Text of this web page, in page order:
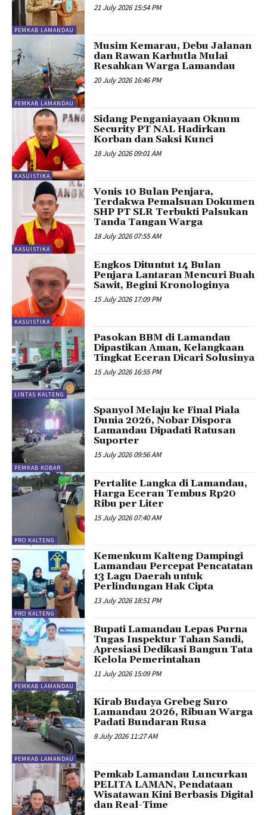
PEMKAB LAMANDAU
21 July 2026 15:54 PM
PEMKAB LAMANDAU
Musim Kemarau, Debu Jalanan
dan Rawan Karhutla Mulai
Resahkan Warga Lamandau
20 July 2026 16:46 PM
KASUISTIKA
Sidang Penganiayaan Oknum
Security PT NAL Hadirkan
Korban dan Saksi Kunci
18 July 2026 09:01 AM
KASUISTIKA
Vonis 10 Bulan Penjara,
Terdakwa Pemalsuan Dokumen
SHP PT SLR Terbukti Palsukan
Tanda Tangan Warga
18 July 2026 07:55 AM
KASUISTIKA
Engkos Dituntut 14 Bulan
Penjara Lantaran Mencuri Buah
Sawit, Begini Kronologinya
15 July 2026 17:09 PM
LINTAS KALTENG
Pasokan BBM di Lamandau
Dipastikan Aman, Kelangkaan
Tingkat Eceran Dicari Solusinya
15 July 2026 16:55 PM
PEMKAB KOBAR
Spanyol Melaju ke Final Piala
Dunia 2026, Nobar Dispora
Lamandau Dipadati Ratusan
Suporter
15 July 2026 09:56 AM
PRO KALTENG
Pertalite Langka di Lamandau,
Harga Eceran Tembus Rp20
Ribu per Liter
15 July 2026 07:40 AM
PRO KALTENG
Kemenkum Kalteng Dampingi
Lamandau Percepat Pencatatan
13 Lagu Daerah untuk
Perlindungan Hak Cipta
13 July 2026 18:51 PM
PEMKAB LAMANDAU
Bupati Lamandau Lepas Purna
Tugas Inspektur Tahan Sandi,
Apresiasi Dedikasi Bangun Tata
Kelola Pemerintahan
11 July 2026 15:09 PM
PEMKAB LAMANDAU
Kirab Budaya Grebeg Suro
Lamandau 2026, Ribuan Warga
Padati Bundaran Rusa
8 July 2026 11:27 AM
Pemkab Lamandau Luncurkan
PELITA LAMAN, Pendataan
Wisatawan Kini Berbasis Digital
dan Real-Time